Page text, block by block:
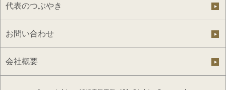
代表のつぶやき
お問い合わせ
会社概要